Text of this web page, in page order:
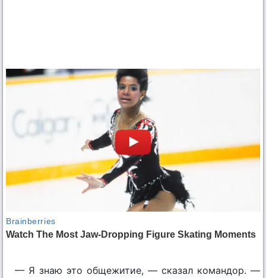
— Я знаю это общежитие, — сказал командор. —